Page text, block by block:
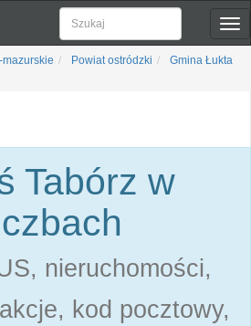
Powiat ostródzki
Gmina Łukta
Tabórz w
nieruchomości,
kod pocztowy,